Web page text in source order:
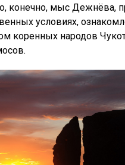
конечно, мыс Дежнёва,
условиях,
коренных народов